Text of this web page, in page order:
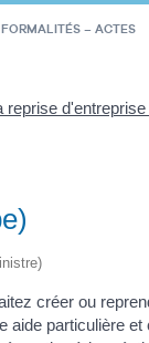
FORMALITÉS – ACTES
reprise d'entreprise
créer ou
particulière